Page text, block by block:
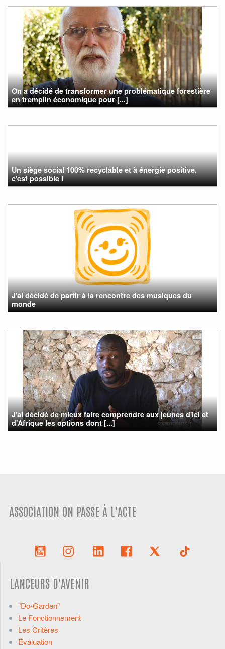
On a décidé de transformer une problématique forestière
en tremplin économique pour [...]
Un siège social 100% recyclable et à énergie positive,
c'est possible !
J'ai décidé de partir à la rencontre des musiques du
monde
J'ai décidé de mieux faire comprendre aux jeunes d'ici et
d'Afrique les options dont [...]
ASSOCIATION ON PASSE À L'ACTE
LANCEURS D'AVENIR
"Do-Garden"
Le Fonctionnement
Les Critères
Évaluation